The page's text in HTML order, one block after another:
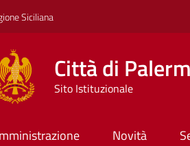
Siciliana
Città di
Sito Istituzionale
Novità